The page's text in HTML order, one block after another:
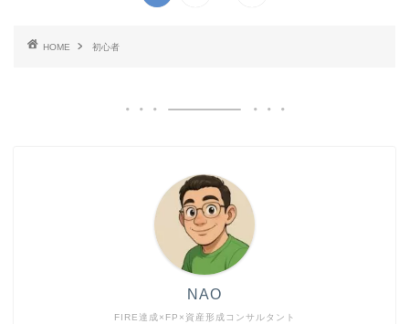
HOME 初心者
FIRE達成×FP×資産形成コンサルタント
NAO